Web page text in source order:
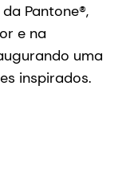
Pantone®,
e na
uma
inspirados.